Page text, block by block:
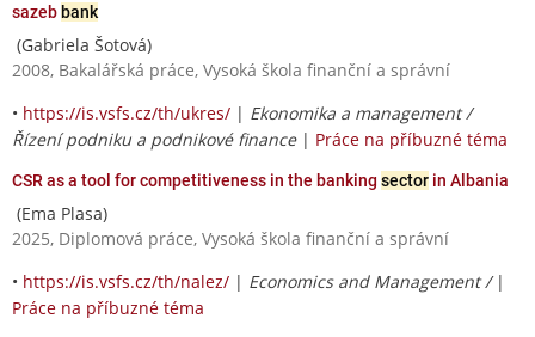
sazeb bank
(Gabriela Šotová)
2008, Bakalářská práce, Vysoká škola finanční a správní
• https://is.vsfs.cz/th/ukres/ | Ekonomika a management /
Řízení podniku a podnikové finance| Práce na příbuzné téma
CSR as a tool for competitiveness in the banking sector in Albania
(Ema Plasa)
2025, Diplomová práce, Vysoká škola finanční a správní
• https://is.vsfs.cz/th/nalez/ | Economics and Management / |
Práce na příbuzné téma